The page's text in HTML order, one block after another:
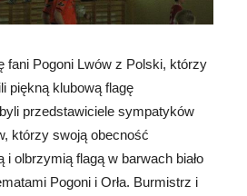
fani Pogoni Lwów z Polski, którzy
piękną klubową flagę
przedstawiciele sympatyków
którzy swoją obecność
i olbrzymią flagą w barwach biało
Pogoni i Orła. Burmistrz i